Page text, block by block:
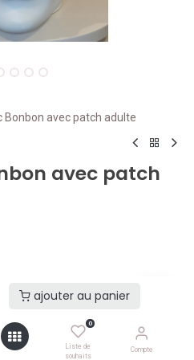
ajouter au panier
0
Liste de
souhaits
Compte
Bonbon avec patch adulte
avec patch